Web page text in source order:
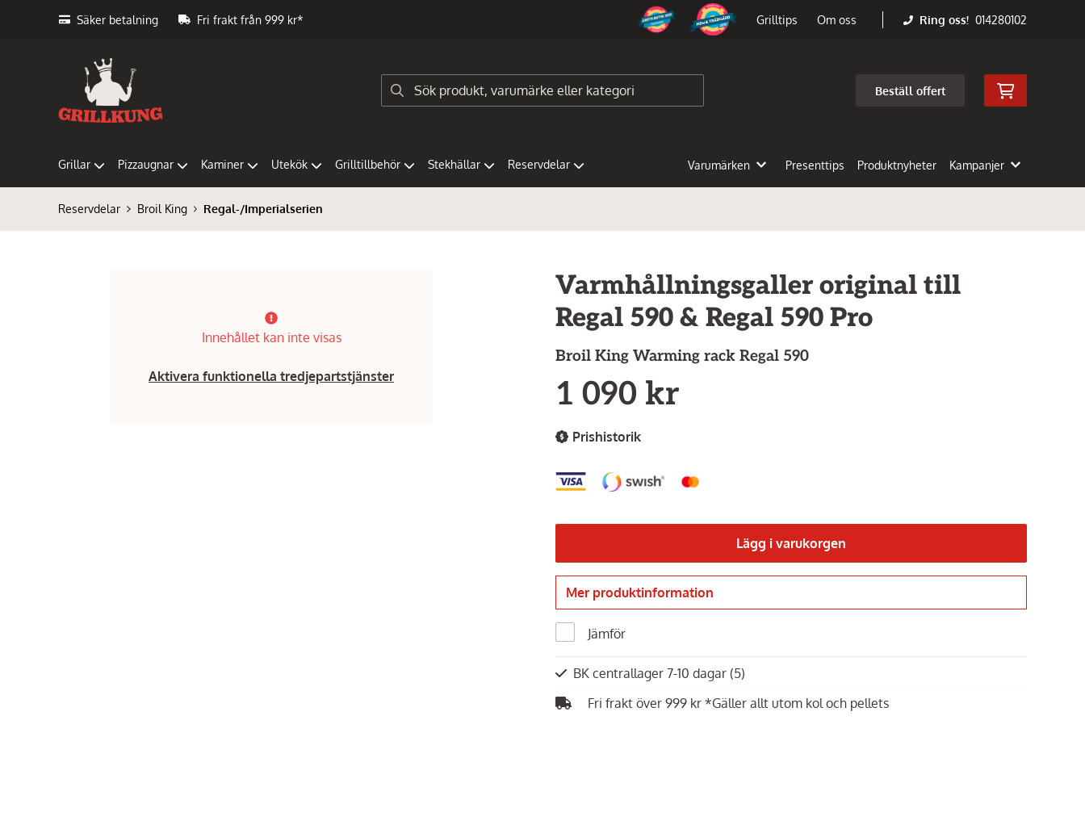
Säker betalning Fri frakt från 999 kr* Grilltips Om oss Ring oss! 014280102
Beställ offert
Grillar Pizzaugnar Kaminer Utekök Grilltillbehör Stekhällar Reservdelar Varumärken Presenttips Produktnyheter Kampanjer
Reservdelar Broil King Regal-/Imperialserien
Innehållet kan inte visas
Aktivera funktionella tredjepartstjänster
Varmhållningsgaller original till
Regal 590 & Regal 590 Pro
Broil King Warming rack Regal 590
1 090 kr
Prishistorik
Lägg i varukorgen
Mer produktinformation
Jämför
BK centrallager 7-10 dagar (5)
Fri frakt över 999 kr *Gäller allt utom kol och pellets